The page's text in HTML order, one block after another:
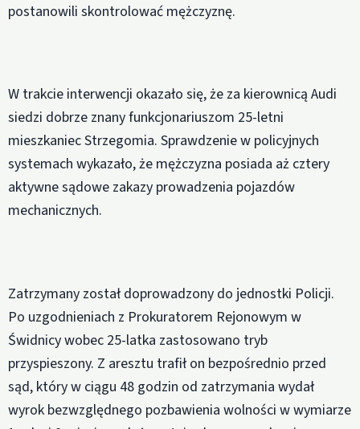
postanowili skontrolować mężczyznę.
W trakcie interwencji okazało się, że za kierownicą Audi
siedzi dobrze znany funkcjonariuszom 25-letni
mieszkaniec Strzegomia. Sprawdzenie w policyjnych
systemach wykazało, że mężczyzna posiada aż cztery
aktywne sądowe zakazy prowadzenia pojazdów
mechanicznych.
Zatrzymany został doprowadzony do jednostki Policji.
Po uzgodnieniach z Prokuratorem Rejonowym w
Świdnicy wobec 25-latka zastosowano tryb
przyspieszony. Z aresztu trafił on bezpośrednio przed
sąd, który w ciągu 48 godzin od zatrzymania wydał
wyrok bezwzględnego pozbawienia wolności w wymiarze